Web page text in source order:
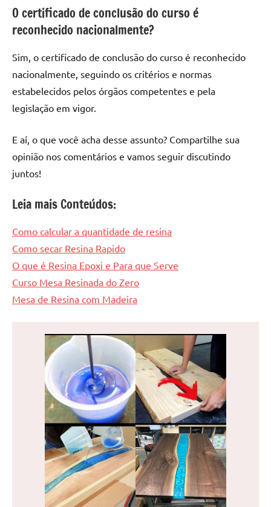
O certificado de conclusão do curso é
reconhecido nacionalmente?
Sim, o certificado de conclusão do curso é reconhecido
nacionalmente, seguindo os critérios e normas
estabelecidos pelos órgãos competentes e pela
legislação em vigor.
E aí, o que você acha desse assunto? Compartilhe sua
opinião nos comentários e vamos seguir discutindo
juntos!
Leia mais Conteúdos:
Como calcular a quantidade de resina
Como secar Resina Rapido
O que é Resina Epoxi e Para que Serve
Curso Mesa Resinada do Zero
Mesa de Resina com Madeira